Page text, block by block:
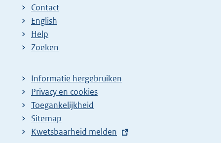
Contact
English
Help
Zoeken
Informatie hergebruiken
Privacy en cookies
Toegankelijkheid
Sitemap
E
Kwetsbaarheid melden